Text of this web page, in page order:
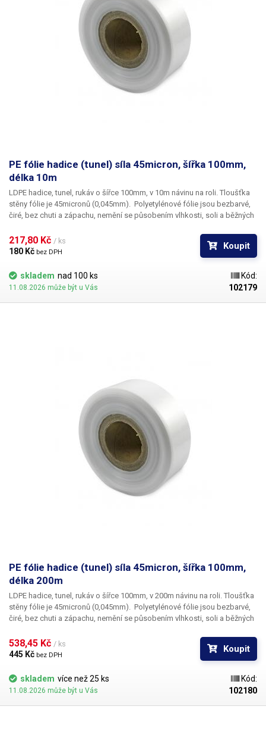
PE fólie hadice (tunel) síla 45micron, šířka 100mm,
délka 10m
LDPE hadice, tunel, rukáv o šířce 100mm, v 10m návinu na roli. Tloušťka
stěny fólie je 45micronů (0,045mm). ​Polyetylénové fólie jsou bezbarvé,
čiré, bez chuti a zápachu, nemění se působením vlhkosti, soli a běžných
odolné proti mrazu a vlhkosti. Fólie je vhodná pro výrobu pytlů, sáčků a
obalů jakéhokoliv zboží. PE fólie jsou zdravotně nezávadné, 100%
recyklovatelné a jsou vhodné i pro balení potravin (certifikát k
dispozici). Jako obalový prostředek splňují požadavky zákona č.
477/2001 Sb. (zákon o obalech). Ideální pro svařování všemi impulsními
svářečkami z naší nabídky. Cena je za roli 10 metrů. Materiál: LD-PE (Low
Density Polyethylen) Tloušťka materiálu: 45micron (0,045mm)*2 Šířka:
217,80 Kč / ks
180 Kč bez DPH
Koupit
skladem nad 100 ks
11.08.2026 může být u Vás
Kód:
102179
PE fólie hadice (tunel) síla 45micron, šířka 100mm,
délka 200m
LDPE hadice, tunel, rukáv o šířce 100mm, v 200m návinu na roli. Tloušťka
stěny fólie je 45micronů (0,045mm). ​Polyetylénové fólie jsou bezbarvé,
čiré, bez chuti a zápachu, nemění se působením vlhkosti, soli a běžných
odolné proti mrazu a vlhkosti. Fólie je vhodná pro výrobu pytlů, sáčků a
obalů jakéhokoliv zboží. PE fólie jsou zdravotně nezávadné, 100%
recyklovatelné a jsou vhodné i pro balení potravin (certifikát k
dispozici). Jako obalový prostředek splňují požadavky zákona č.
477/2001 Sb. (zákon o obalech). Ideální pro svařování všemi impulsními
svářečkami z naší nabídky. Cena je za roli 200 metrů. Materiál: LD-PE
(Low Density Polyethylen) Tloušťka materiálu: 45micron (0,045mm)*2
538,45 Kč / ks
445 Kč bez DPH
Koupit
skladem více než 25 ks
11.08.2026 může být u Vás
Kód:
102180